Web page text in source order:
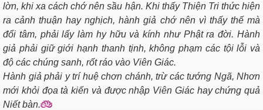
lờn, khi xa cách chớ nên sầu hận. Khi thấy Thiện Tri thức hiện
ra cảnh thuận hay nghịch, hành giả chớ nên vì thấy thế mà
đổi tâm, phải lấy làm hy hữu và kính như Phật ra đời. Hành
giả phải giữ giới hạnh thanh tịnh, không phạm các tội lỗi và
độ các chúng sanh, rốt ráo vào Viên Giác.
Hành giả phải y trí huệ chơn chánh, trừ các tướng Ngã, Nhơn
mới khỏi đọa tà kiến và được nhập Viên Giác hay chứng quả
Niết bàn.